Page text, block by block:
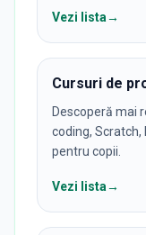
Vezi lista→
Cursuri de
Descoperă mai
coding,
pentru copii.
Vezi lista→